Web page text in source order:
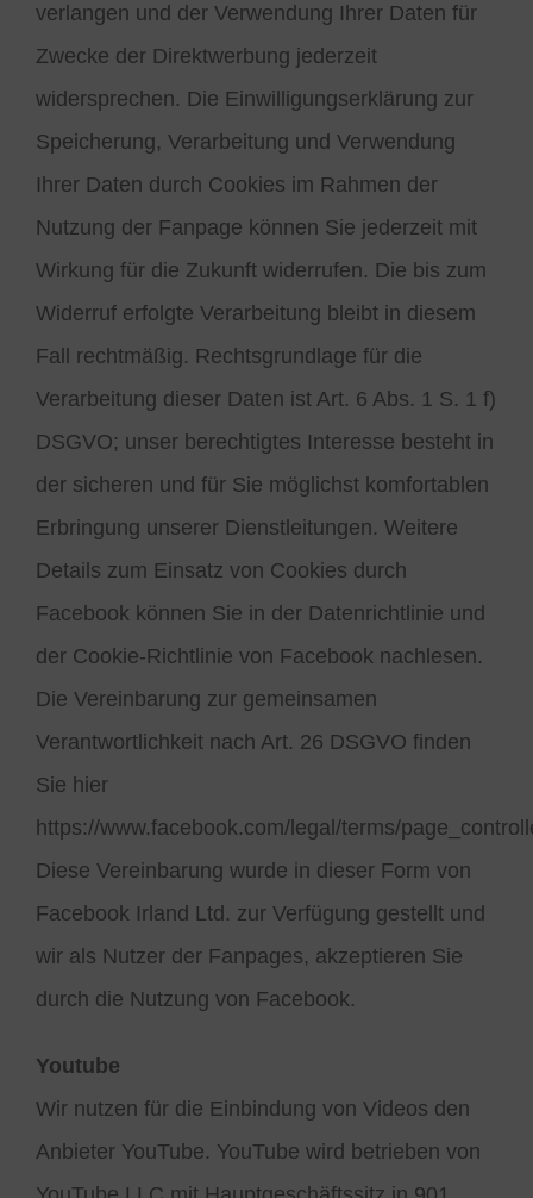
verlangen und der Verwendung Ihrer Daten für
Zwecke der Direktwerbung jederzeit
widersprechen. Die Einwilligungserklärung zur
Speicherung, Verarbeitung und Verwendung
Ihrer Daten durch Cookies im Rahmen der
Nutzung der Fanpage können Sie jederzeit mit
Wirkung für die Zukunft widerrufen. Die bis zum
Widerruf erfolgte Verarbeitung bleibt in diesem
Fall rechtmäßig. Rechtsgrundlage für die
Verarbeitung dieser Daten ist Art. 6 Abs. 1 S. 1 f)
DSGVO; unser berechtigtes Interesse besteht in
der sicheren und für Sie möglichst komfortablen
Erbringung unserer Dienstleitungen. Weitere
Details zum Einsatz von Cookies durch
Facebook können Sie in der Datenrichtlinie und
der Cookie-Richtlinie von Facebook nachlesen.
Die Vereinbarung zur gemeinsamen
Verantwortlichkeit nach Art. 26 DSGVO finden
Sie hier
https://www.facebook.com/legal/terms/
Diese Vereinbarung wurde in dieser Form von
Facebook Irland Ltd. zur Verfügung gestellt und
wir als Nutzer der Fanpages, akzeptieren Sie
durch die Nutzung von Facebook.
Youtube
Wir nutzen für die Einbindung von Videos den
Anbieter YouTube. YouTube wird betrieben von